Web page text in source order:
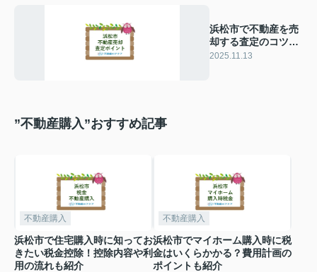
浜松市で不動産を売
却する査定のコツ
は？高く売るポイン
2025.11.13
”不動産購入”おすすめ記事
不動産購入
浜松市で住宅購入時に知ってお
きたい税金控除！控除内容や利
用の流れも紹介
不動産購入
浜松市でマイホーム購入時に税
金はいくらかかる？費用計画の
ポイントも紹介